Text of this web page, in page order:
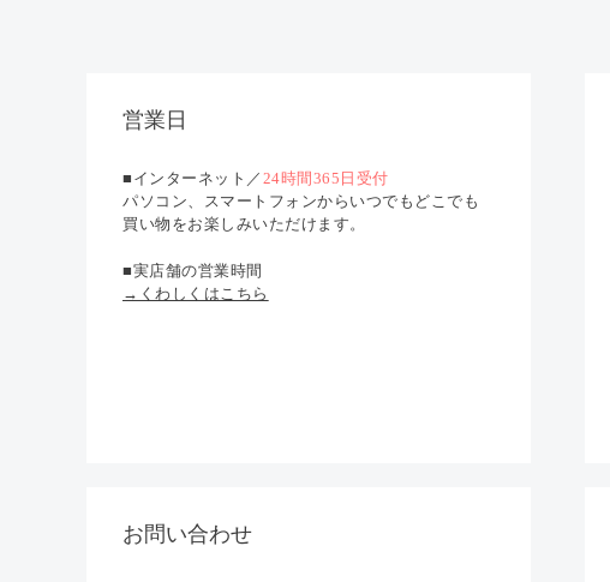
営業日
■インターネット／ 24時間365日受付
パソコン、スマートフォンからいつでもどこでも
買い物をお楽しみいただけます。
■実店舗の営業時間
→くわしくはこちら
お問い合わせ